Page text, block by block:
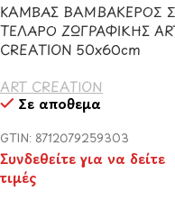
ΚΑΜΒΑΣ ΒΑΜΒΑΚΕΡΟΣ
ΤΕΛΑΡΟ ΖΩΓΡΑΦΙΚΗΣ
CREATION 50x60cm
ART CREATION
Σε απόθεμα
GTIN: 8712079259303
Συνδεθείτε για να δείτε
τιμές